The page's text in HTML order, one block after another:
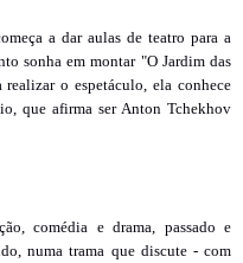
a dar aulas de teatro para a
sonha em montar "O Jardim das
o espetáculo, ela conhece
que afirma ser Anton Tchekhov
comédia e drama, passado e
numa trama que discute - com